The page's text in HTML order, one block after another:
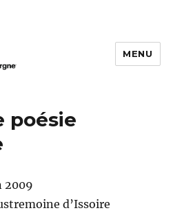
MENU
poésie
2009
d’Issoire